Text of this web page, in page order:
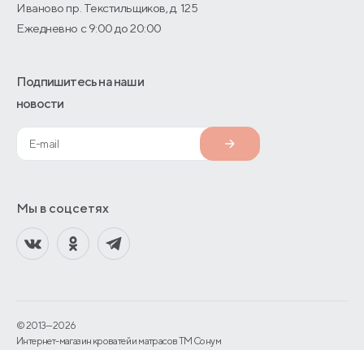
Иваново пр. Текстильщиков, д. 125
Ежедневно с 9:00 до 20:00
Подпишитесь на наши
новости
Мы в соцсетях
© 2013—2026
Интернет-магазин кроватей и матрасов TM Сонум